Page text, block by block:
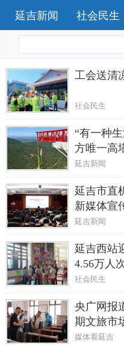
延吉新闻 社会民生
工会送清
社会民生
“有一种
方唯一高
延吉新闻
延吉市直
新媒体宣
延吉新闻
延吉西站
4.56万人
社会民生
央广网报
期文旅市
媒体看延吉